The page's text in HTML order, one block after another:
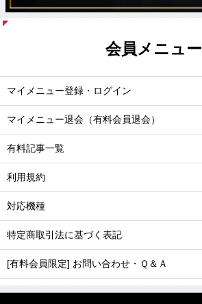
会員メニュー
マイメニュー登録・ログイン
マイメニュー退会（有料会員退会）
有料記事一覧
利用規約
対応機種
特定商取引法に基づく表記
[有料会員限定] お問い合わせ・Ｑ＆Ａ